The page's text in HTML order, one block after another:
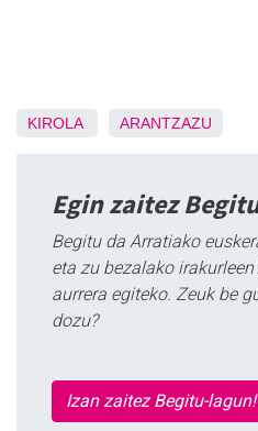
KIROLA ARANTZAZU
Egin zaitez
Begitu da Arratiako
eta zu bezalako
aurrera egiteko. Zeuk be
dozu?
Izan zaitez Begitu-lagun!